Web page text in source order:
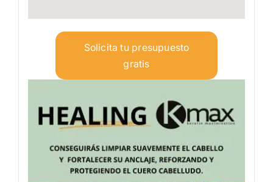
Solicita tu presupuesto
gratis